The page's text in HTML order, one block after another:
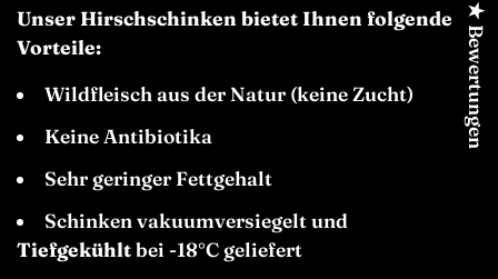
Unser Hirschschinken bietet Ihnen folgende
Vorteile:
Wildfleisch aus der Natur (keine Zucht)
Keine Antibiotika
Sehr geringer Fettgehalt
Schinken vakuumversiegelt und
Tiefgekühltbei -18°C geliefert
★ Bewertungen